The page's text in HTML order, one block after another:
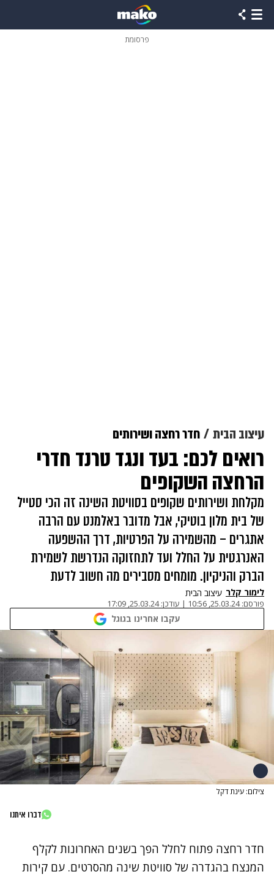
פרסומת
עיצוב הבית חדר רחצה ושירותים
רואים לכם: בעד ונגד טרנד חדרי
הרחצה השקופים
מקלחת ושירותים שקופים בסוויטת השינה זה הכי סטייל
של בית מלון בוטיקי, אבל מדובר באלמנט עם הרבה
אתגרים – מהשמירה על הפרטיות, דרך ההשפעה
האנרגטית על החלל ועד לתחזוקה הנדרשת לשמירת
הברק והניקיון. מומחים מסבירים מה חשוב לדעת
לימור קלר עיצוב הבית
פורסם:25.03.24, 10:56
| עודכן:25.03.24, 17:09
עקבו אחרינו בגוגל
צילום: עינת דקל
דברו איתנו
חדר רחצה פתוח לחלל הפך בשנים האחרונות לקלף
המנצח בהגדרה של סוויטת שינה מהסרטים. עם קירות